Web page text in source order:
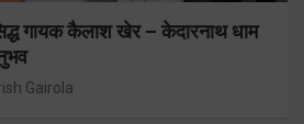
गायक कैलाश खेर – केदारनाथ धाम
Gairola